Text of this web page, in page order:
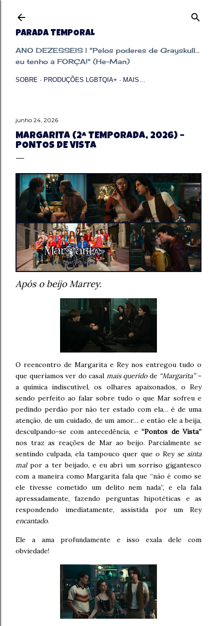
PARADA TEMPORAL
ANO DEZESSEIS | "Pelos poderes de Grayskull...
eu tenho a FORÇA!" (He-Man)
SOBRE PRODUÇÕES LGBTQIA+ MAIS…
junho 24, 2026
MARGARITA (2ª TEMPORADA, 2026) –
PONTOS DE VISTA
Após o beijo Marrey.
O reencontro de Margarita e Rey nos entregou tudo o
que queríamos ver do casal mais queridode “Margarita”–
a química indiscutível, os olhares apaixonados, o Rey
sendo perfeito ao falar sobre tudo o que Mar sofreu e
pedindo perdão por não ter estado com ela… é de uma
atenção, de um cuidado, de um amor… e então ele a beija,
desculpando-se com antecedência, e “Pontos de Vista”
nos traz as reações de Mar ao beijo. Parcialmente se
sentindo culpada, ela tampouco quer que o Rey se sinta
malpor a ter beijado, e eu abri um sorriso gigantesco
com a maneira como Margarita fala que “não é como se
ele tivesse cometido um delito nem nada”, e ela fala
apressadamente, fazendo perguntas hipotéticas e as
respondendo imediatamente, assistida por um Rey
encantado.
Ele a ama profundamente e isso exala dele com
obviedade!